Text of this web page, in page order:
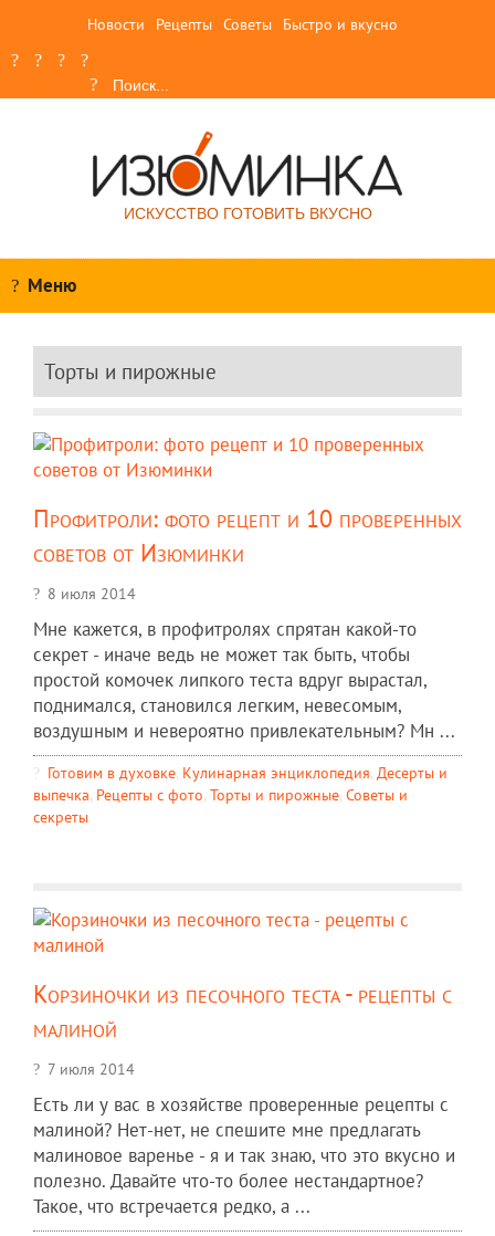
Новости Рецепты Советы Быстро и вкусно
ИСКУССТВО ГОТОВИТЬ ВКУСНО
Меню
Торты и пирожные
Профитроли: фото рецепт и 10 проверенных
советов от Изюминки
8 июля 2014
Мне кажется, в профитролях спрятан какой-то
секрет - иначе ведь не может так быть, чтобы
простой комочек липкого теста вдруг вырастал,
поднимался, становился легким, невесомым,
воздушным и невероятно привлекательным? Мн ...
Готовим в духовке, Кулинарная энциклопедия, Десерты и
выпечка, Рецепты c фото, Торты и пирожные, Советы и
секреты
Корзиночки из песочного теста - рецепты с
малиной
7 июля 2014
Есть ли у вас в хозяйстве проверенные рецепты с
малиной? Нет-нет, не спешите мне предлагать
малиновое варенье - я и так знаю, что это вкусно и
полезно. Давайте что-то более нестандартное?
Такое, что встречается редко, а ...